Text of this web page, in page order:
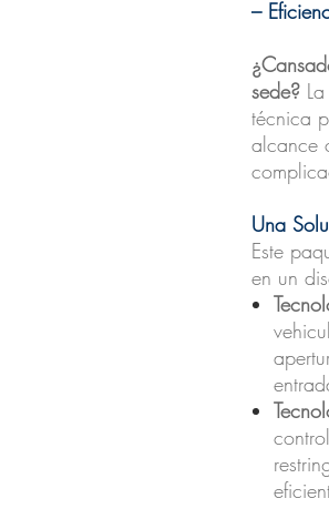
–
sede?
técnica
alcance
Una
Este
en un